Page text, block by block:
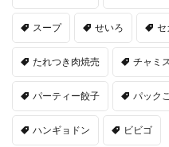
スープ せいろ セ
たれつき肉焼売 チャミ
パーティー餃子 パック
ハンギョドン ビビゴ